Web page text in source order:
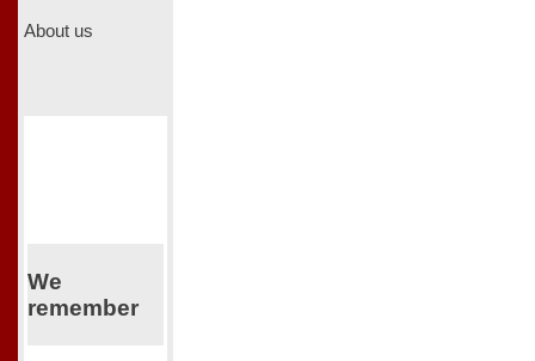
About us
We
remember